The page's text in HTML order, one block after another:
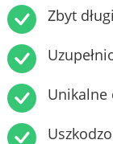
Zbyt
Unikalne